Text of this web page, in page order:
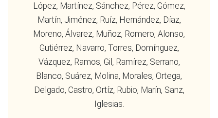
López, Martínez, Sánchez, Pérez, Gómez,
Martín, Jiménez, Ruíz, Hernández, Díaz,
Moreno, Álvarez, Muñoz, Romero, Alonso,
Gutiérrez, Navarro, Torres, Domínguez,
Vázquez, Ramos, Gil, Ramírez, Serrano,
Blanco, Suárez, Molina, Morales, Ortega,
Delgado, Castro, Ortíz, Rubio, Marín, Sanz,
Iglesias.